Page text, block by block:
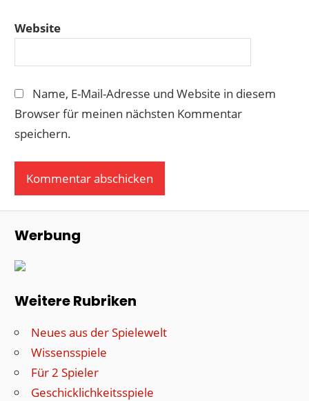
Website
Name, E-Mail-Adresse und Website in diesem
Browser für meinen nächsten Kommentar
speichern.
Werbung
Weitere Rubriken
Neues aus der Spielewelt
Wissensspiele
Für 2 Spieler
Geschicklichkeitsspiele